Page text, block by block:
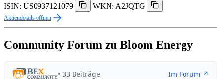
ISIN: US0937121079
WKN: A2JQTG
Aktiendetails öffnen
Community Forum zu Bloom Energy